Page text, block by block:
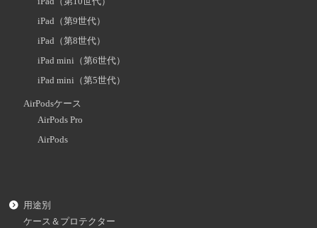
iPad（第9世代）
iPad（第8世代）
iPad mini（第6世代）
iPad mini（第5世代）
AirPodsケース
AirPods Pro
AirPods
用途別
ケース＆プロテクター